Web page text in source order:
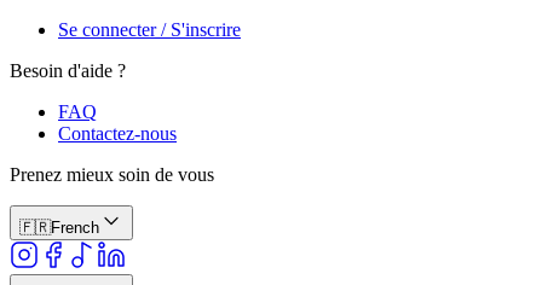
Se connecter / S'inscrire
Besoin d'aide ?
FAQ
Contactez-nous
Prenez mieux soin de vous
🇫🇷French